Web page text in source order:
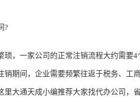
?
，一家公司的正常注销流程大约需要4
销期间，企业需要频繁往返于税务、工
里大通天成小编推荐大家找代办公司，